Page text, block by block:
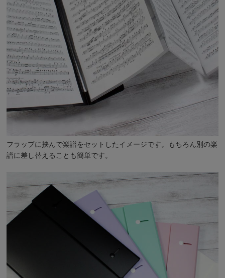
フラップに挟んで楽譜をセットしたイメージです。もちろん別の楽
譜に差し替えることも簡単です。